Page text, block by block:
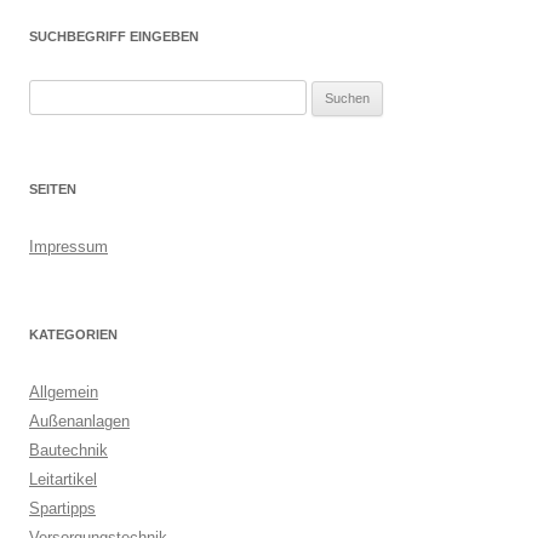
SUCHBEGRIFF EINGEBEN
h
n
c
:
SEITEN
Impressum
KATEGORIEN
Allgemein
Außenanlagen
Bautechnik
Leitartikel
Spartipps